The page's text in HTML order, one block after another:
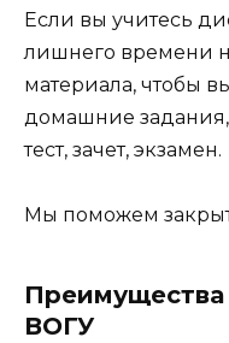
Если вы учитесь
лишнего времени
материала, чтобы
домашние задания,
тест, зачет, экзамен.
Мы поможем
Преимущества
ВОГУ